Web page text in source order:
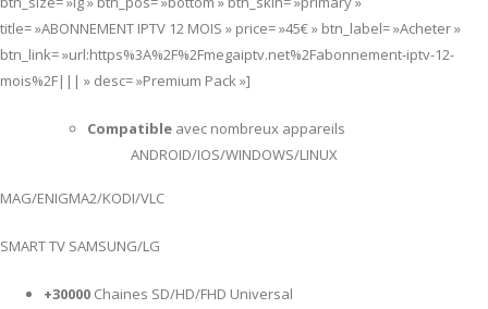
title= »ABONNEMENT IPTV 12 MOIS » price= »45€ » btn_label= »Acheter »
btn_link= »url:https%3A%2F%2Fmegaiptv.net%2Fabonnement-iptv-12-
mois%2F||| » desc= »Premium Pack »]
Compatible avec nombreux appareils
ANDROID/IOS/WINDOWS/LINUX
MAG/ENIGMA2/KODI/VLC
SMART TV SAMSUNG/LG
+30000 Chaines SD/HD/FHD Universal